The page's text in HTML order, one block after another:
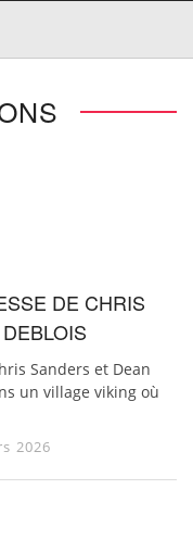
DE CHRIS
Sanders et Dean
un village viking où
2026